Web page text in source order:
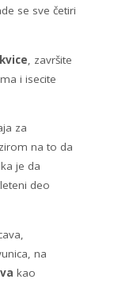
se sve četiri
, završite
i isecite
za
na to da
je da
deo
na
kao